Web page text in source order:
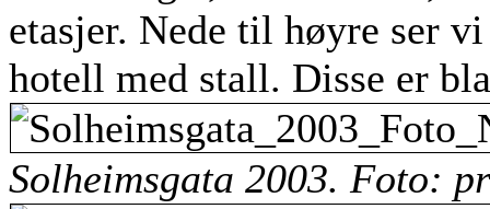
etasjer. Nede til høyre ser
hotell med stall. Disse er
Solheimsgata 2003. Foto: